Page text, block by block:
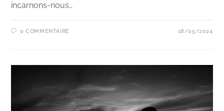
incarnons-nous…
0 COMMENTAIRE 18/05/2024